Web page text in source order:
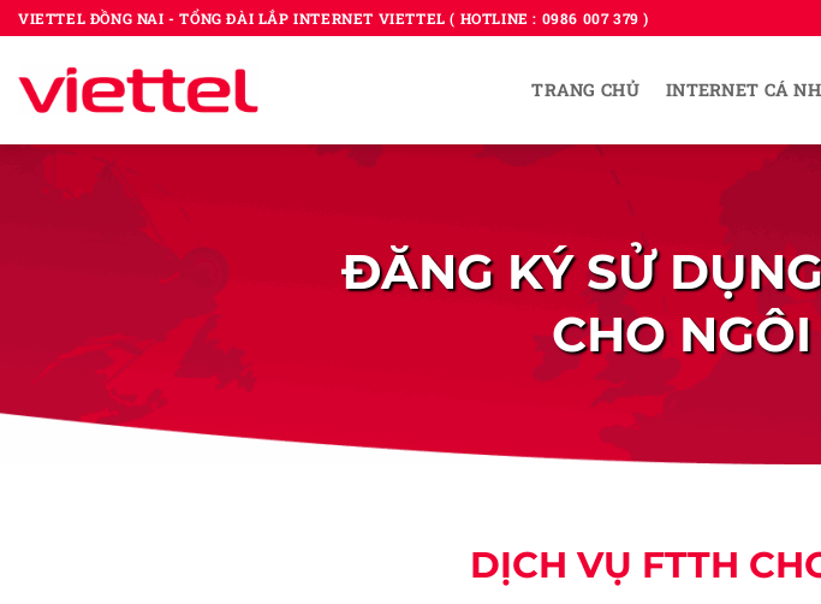
Bỏ
qua
nội
dung
VIETTEL ĐỒNG NAI - TỔNG ĐÀI LẮP INTERNET VIETTEL ( HOTLINE : 0986 007 379 )
TRANG CHỦ INTERNET CÁ
ĐĂNG KÝ SỬ
CHO
DỊCH VỤ FTTH